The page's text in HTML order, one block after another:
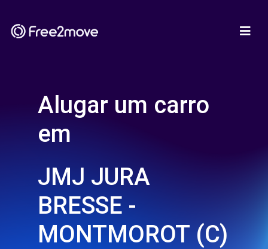
Alugar um carro
em
JMJ JURA
BRESSE -
MONTMOROT (C)